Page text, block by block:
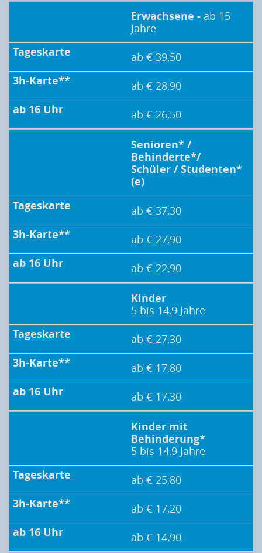
Erwachsene - ab 15
Jahre
ab € 39,50
ab € 28,90
ab € 26,50
Senioren* /
Behinderte*/
Schüler / Studenten*
(e)
ab € 37,30
ab € 27,90
ab € 22,90
Kinder
5 bis 14,9 Jahre
ab € 27,30
ab € 17,80
ab € 17,30
Kinder mit
Behinderung*
5 bis 14,9 Jahre
ab € 25,80
ab € 17,20
ab € 14,90